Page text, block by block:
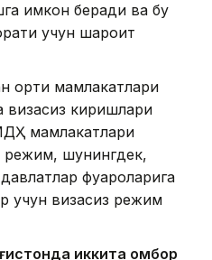
имкон беради ва бу
учун шароит
ортиқ мамлакатлари
визасиз киришлари
мамлакатлари
режим, шунингдек,
фуқароларига
учун визасиз режим
иккита омбор